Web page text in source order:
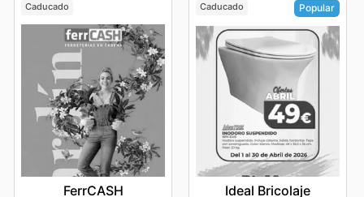
Caducado
FerrCASH
Caducado Popular
Ideal Bricolaje